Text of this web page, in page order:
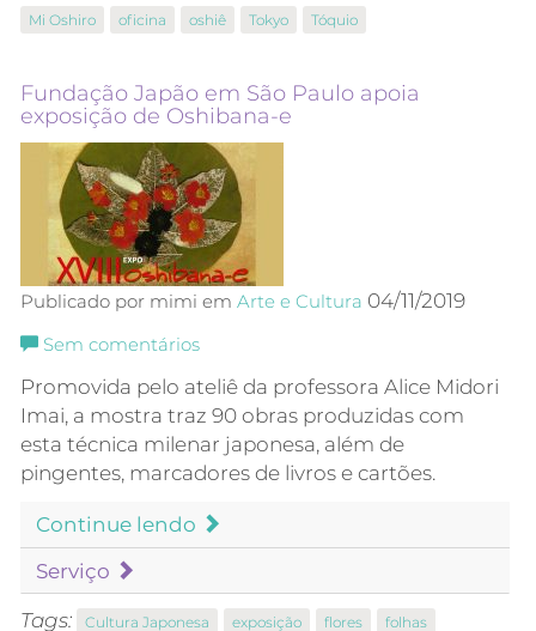
Mi Oshiro
oficina oshiê Tokyo Tóquio
Fundação Japão em São Paulo apoia
exposição de Oshibana-e
Publicado por mimi em Arte e Cultura 04/11/2019
Sem comentários
Promovida pelo ateliê da professora Alice Midori
Imai, a mostra traz 90 obras produzidas com
esta técnica milenar japonesa, além de
pingentes, marcadores de livros e cartões.
Continue lendo
Serviço
Tags: Cultura Japonesa exposição flores folhas